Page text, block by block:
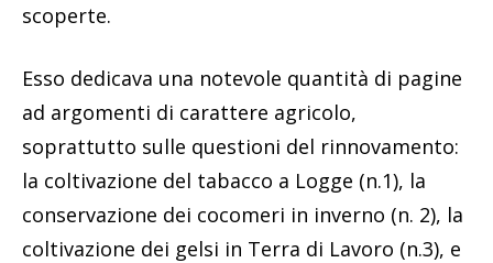
scoperte.
Esso dedicava una notevole quantità di pagine
ad argomenti di carattere agricolo,
soprattutto sulle questioni del rinnovamento:
la coltivazione del tabacco a Logge (n.1), la
conservazione dei cocomeri in inverno (n. 2), la
coltivazione dei gelsi in Terra di Lavoro (n.3), e